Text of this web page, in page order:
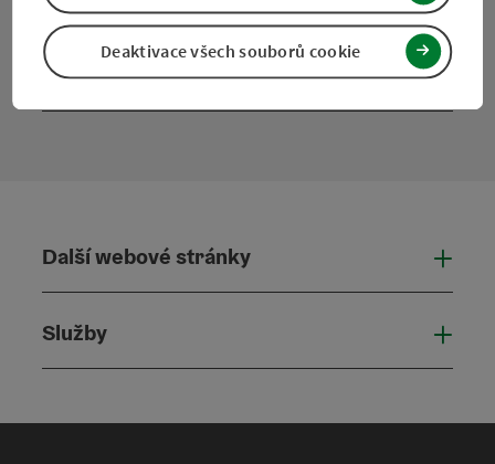
Kontaktní formulář
Další webové stránky
Služby
Deaktivace všech souborů cookie